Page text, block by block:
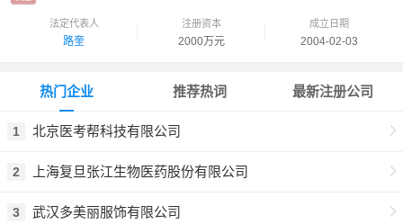
法定代表人
路奎
注册资本
2000万元
成立日期
2004-02-03
热门企业
1 北京医考帮科技有限公司
2 上海复旦张江生物医药股份有限公司
3 武汉多美丽服饰有限公司
推荐热词 最新注册公司